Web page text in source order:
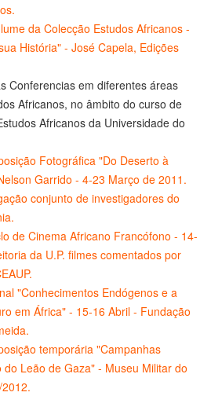
da Colecção Estudos Africanos -
História" - José Capela, Edições
Conferencias em diferentes áreas
Africanos, no âmbito do curso de
Africanos da Universidade do
Fotográfica "Do Deserto à
Garrido - 4-23 Março de 2011.
conjunto de investigadores do
de Cinema Africano Francófono - 14-
da U.P. filmes comentados por
"Conhecimentos Endógenos e a
em África" - 15-16 Abril - Fundação
temporária "Campanhas
do Leão de Gaza" - Museu Militar do